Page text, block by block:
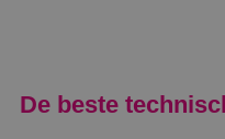
De beste